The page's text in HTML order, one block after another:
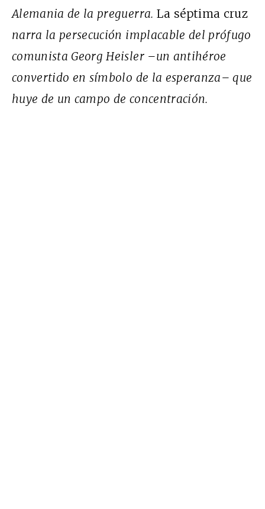
Alemania de la preguerra. La séptima cruz
narra la persecución implacable del prófugo
comunista Georg Heisler –un antihéroe
convertido en símbolo de la esperanza– que
huye de un campo de concentración.